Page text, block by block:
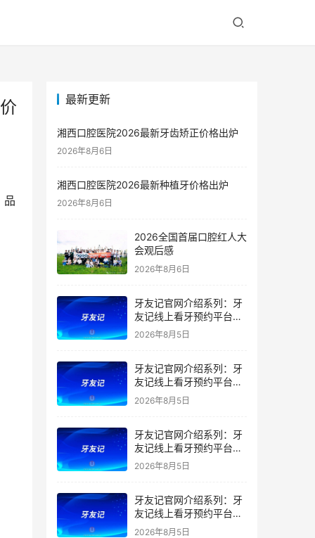
品
最新更新
湘西口腔医院2026最新牙齿矫正价格出炉
2026年8月6日
湘西口腔医院2026最新种植牙价格出炉
2026年8月6日
2026全国首届口腔红人大
会观后感
2026年8月6日
牙友记官网介绍系列：牙
友记线上看牙预约平台是
干什么的？靠谱吗？
2026年8月5日
牙友记官网介绍系列：牙
友记线上看牙预约平台让
看牙不再靠运气
2026年8月5日
牙友记官网介绍系列：牙
友记线上看牙预约平台打
破口腔行业专业壁垒新手
2026年8月5日
牙友记官网介绍系列：牙
友记线上看牙预约平台落
地同城就诊经验打破未知
2026年8月5日